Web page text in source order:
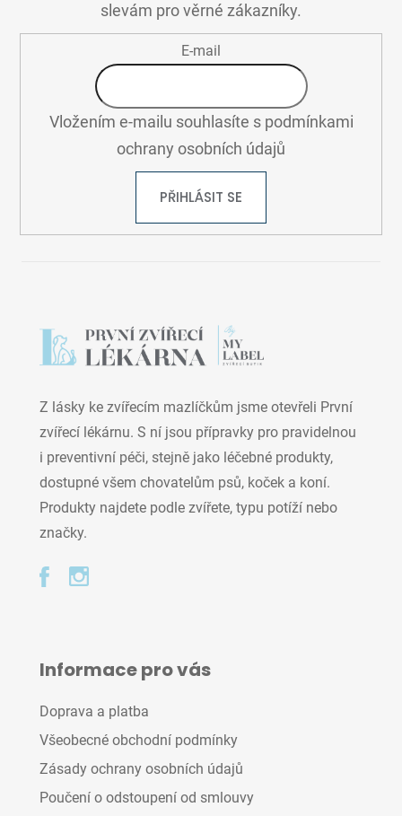
slevám pro věrné zákazníky.
E-mail
Vložením e-mailu souhlasíte s podmínkami
ochrany osobních údajů
PŘIHLÁSIT SE
Z lásky ke zvířecím mazlíčkům jsme otevřeli První
zvířecí lékárnu. S ní jsou přípravky pro pravidelnou
i preventivní péči, stejně jako léčebné produkty,
dostupné všem chovatelům psů, koček a koní.
Produkty najdete podle zvířete, typu potíží nebo
značky.
Informace pro vás
Doprava a platba
Všeobecné obchodní podmínky
Zásady ochrany osobních údajů
Poučení o odstoupení od smlouvy